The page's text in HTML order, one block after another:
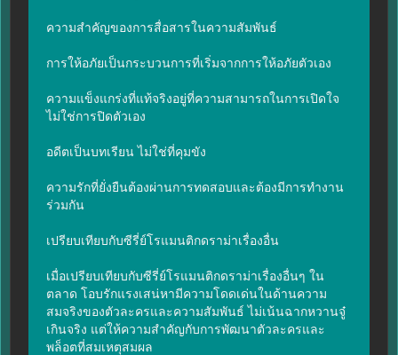
ความสำคัญของการสื่อสารในความสัมพันธ์
การให้อภัยเป็นกระบวนการที่เริ่มจากการให้อภัยตัวเอง
ความแข็งแกร่งที่แท้จริงอยู่ที่ความสามารถในการเปิดใจ
ไม่ใช่การปิดตัวเอง
อดีตเป็นบทเรียน ไม่ใช่ที่คุมขัง
ความรักที่ยั่งยืนต้องผ่านการทดสอบและต้องมีการทำงาน
ร่วมกัน
เปรียบเทียบกับซีรี่ย์โรแมนติกดราม่าเรื่องอื่น
เมื่อเปรียบเทียบกับซีรี่ย์โรแมนติกดราม่าเรื่องอื่นๆ ใน
ตลาด โอบรักแรงเสน่หามีความโดดเด่นในด้านความ
สมจริงของตัวละครและความสัมพันธ์ ไม่เน้นฉากหวานจู๋
เกินจริง แต่ให้ความสำคัญกับการพัฒนาตัวละครและ
พล็อตที่สมเหตุสมผล